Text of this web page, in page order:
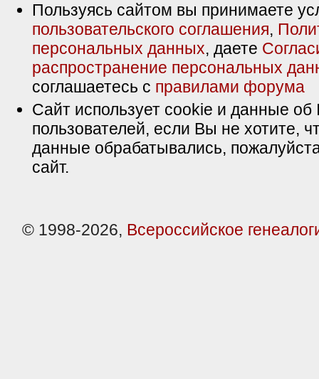
Пользуясь сайтом вы принимаете
пользовательского соглашения,
персональных данных, даете
распространение персональных
соглашаетесь с правилами форума
Сайт использует cookie и данные об
пользователей, если Вы не хотите,
данные обрабатывались,
сайт.
© 1998-2026, Всероссийское